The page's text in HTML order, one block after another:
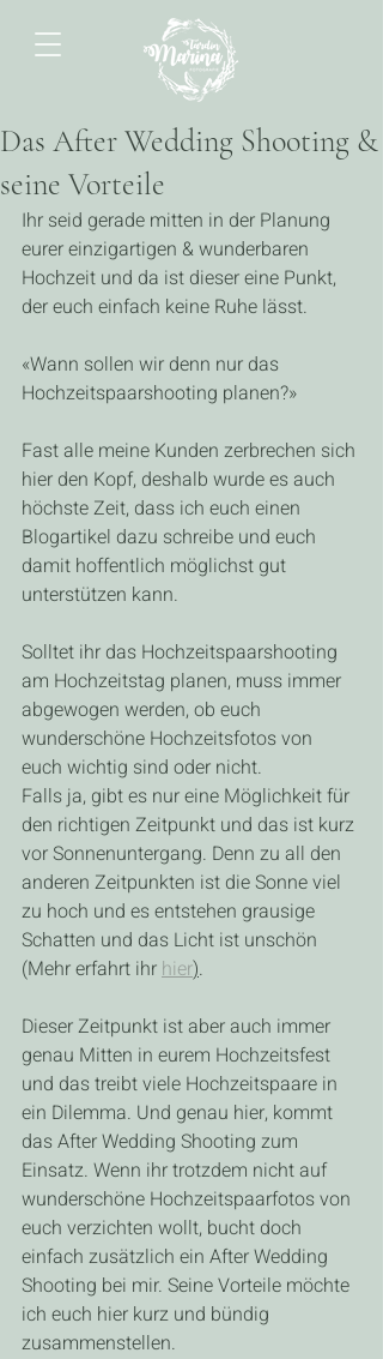
Das After Wedding Shooting &
seine Vorteile
Ihr seid gerade mitten in der Planung
eurer einzigartigen & wunderbaren
Hochzeit und da ist dieser eine Punkt,
der euch einfach keine Ruhe lässt.
«Wann sollen wir denn nur das
Hochzeitspaarshooting planen?»
Fast alle meine Kunden zerbrechen sich
hier den Kopf, deshalb wurde es auch
höchste Zeit, dass ich euch einen
Blogartikel dazu schreibe und euch
damit hoffentlich möglichst gut
unterstützen kann.
Solltet ihr das Hochzeitspaarshooting
am Hochzeitstag planen, muss immer
abgewogen werden, ob euch
wunderschöne Hochzeitsfotos von
euch wichtig sind oder nicht.
Falls ja, gibt es nur eine Möglichkeit für
den richtigen Zeitpunkt und das ist kurz
vor Sonnenuntergang. Denn zu all den
anderen Zeitpunkten ist die Sonne viel
zu hoch und es entstehen grausige
Schatten und das Licht ist unschön
(Mehr erfahrt ihr hier).
Dieser Zeitpunkt ist aber auch immer
genau Mitten in eurem Hochzeitsfest
und das treibt viele Hochzeitspaare in
ein Dilemma. Und genau hier, kommt
das After Wedding Shooting zum
Einsatz. Wenn ihr trotzdem nicht auf
wunderschöne Hochzeitspaarfotos von
euch verzichten wollt, bucht doch
einfach zusätzlich ein After Wedding
Shooting bei mir. Seine Vorteile möchte
ich euch hier kurz und bündig
zusammenstellen.